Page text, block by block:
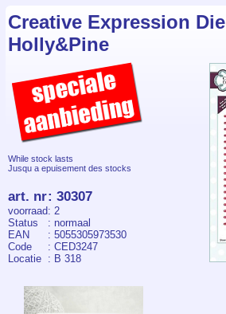
Creative Expression Die
Holly&Pine
While stock lasts
Jusqu a epuisement des stocks
art. nr: 30307
voorraad: 2
Status
: normaal
EAN
: 5055305973530
Code
: CED3247
Locatie : B 318